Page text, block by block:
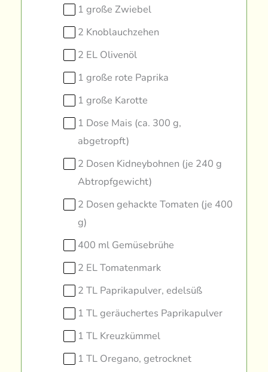
1 große Zwiebel
2 Knoblauchzehen
2 EL Olivenöl
1 große rote Paprika
1 große Karotte
1 Dose Mais (ca. 300 g,
abgetropft)
2 Dosen Kidneybohnen (je 240 g
Abtropfgewicht)
2 Dosen gehackte Tomaten (je 400
g)
400 ml Gemüsebrühe
2 EL Tomatenmark
2 TL Paprikapulver, edelsüß
1 TL geräuchertes Paprikapulver
1 TL Kreuzkümmel
1 TL Oregano, getrocknet